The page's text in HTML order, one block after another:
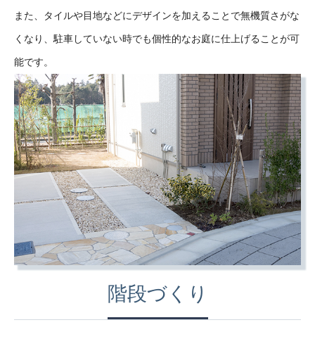
また、タイルや目地などにデザインを加えることで無機質さがな
くなり、駐車していない時でも個性的なお庭に仕上げることが可
能です。
階段づくり